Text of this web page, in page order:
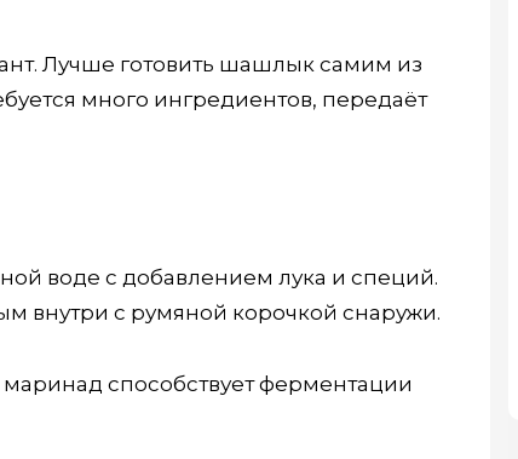
Лучше готовить шашлык самим из
много ингредиентов, передаёт
воде с добавлением лука и специй.
внутри с румяной корочкой снаружи.
способствует ферментации